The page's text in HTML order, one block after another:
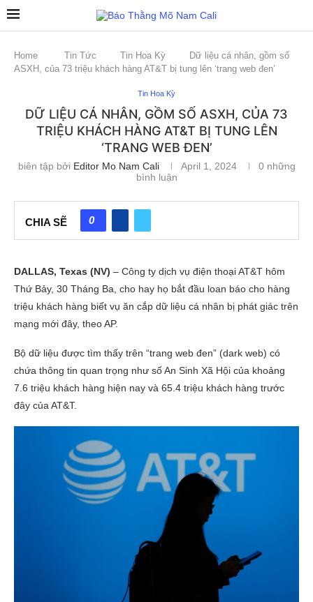
Home Tin Tức Tin Hoa Kỳ
Dữ liệu cá nhân, gồm số
ASXH, của 73 triệu khách hàng AT&T bị tung lên ‘trang web đen’
Tin Hoa Kỳ
DỮ LIỆU CÁ NHÂN, GỒM SỐ ASXH, CỦA 73
TRIỆU KHÁCH HÀNG AT&T BỊ TUNG LÊN
‘TRANG WEB ĐEN’
biên tập bởi Editor Mo Nam Cali April 1, 2024
0 những
bình luận
CHIA SẼ 0
DALLAS, Texas (NV) – Công ty dịch vụ điện thoại AT&T hôm
Thứ Bảy, 30 Tháng Ba, cho hay họ bắt đầu loan báo cho hàng
triệu khách hàng biết vụ ăn cắp dữ liệu cá nhân bị phát giác trên
mạng mới đây, theo AP.
Bộ dữ liệu được tìm thấy trên “trang web đen” (dark web) có
chứa thông tin quan trọng như số An Sinh Xã Hội của khoảng
7.6 triệu khách hàng hiện nay và 65.4 triệu khách hàng trước
đây của AT&T.